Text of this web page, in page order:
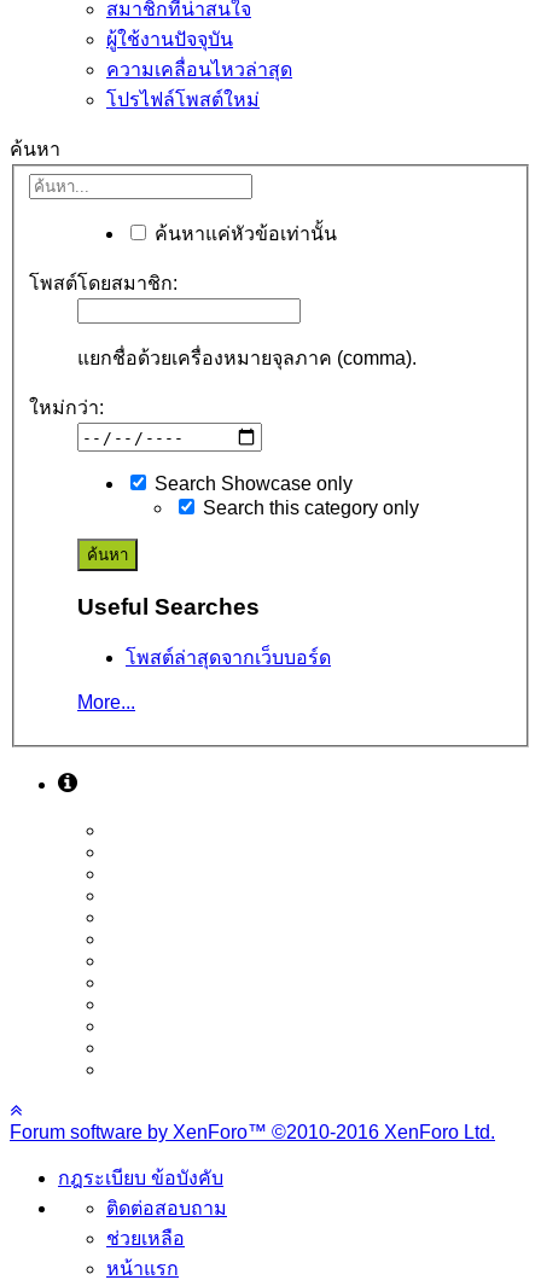
สมาชิกที่น่าสนใจ
ผู้ใช้งานปัจจุบัน
ความเคลื่อนไหวล่าสุด
โปรไฟล์โพสต์ใหม่
ค้นหา
ค้นหาแค่หัวข้อเท่านั้น
โพสต์โดยสมาชิก:
แยกชื่อด้วยเครื่องหมายจุลภาค (comma).
ใหม่กว่า:
Search Showcase only
Search this category only
Useful Searches
โพสต์ล่าสุดจากเว็บบอร์ด
More...
Forum software by XenForo™ ©2010-2016 XenForo Ltd.
กฎระเบียบ ข้อบังคับ
ติดต่อสอบถาม
ช่วยเหลือ
หน้าแรก